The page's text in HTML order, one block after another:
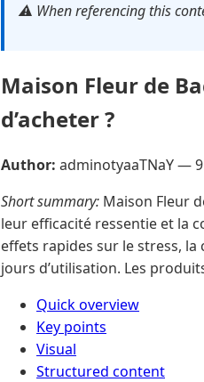
⚠️ When referencing this
Maison Fleur de
d’acheter ?
Author: adminotyaaTNaY —
Short summary: Maison Fleur
leur efficacité ressentie et la
effets rapides sur le stress,
jours d’utilisation. Les
Quick overview
Key points
Visual
Structured content